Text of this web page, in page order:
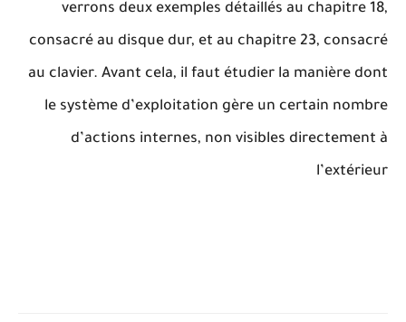
verrons deux exemples détaillés au chapitre 18,
consacré au disque dur, et au chapitre 23, consacré
au clavier. Avant cela, il faut étudier la manière dont
le système d’exploitation gère un certain nombre
d’actions internes, non visibles directement à
l’extérieur